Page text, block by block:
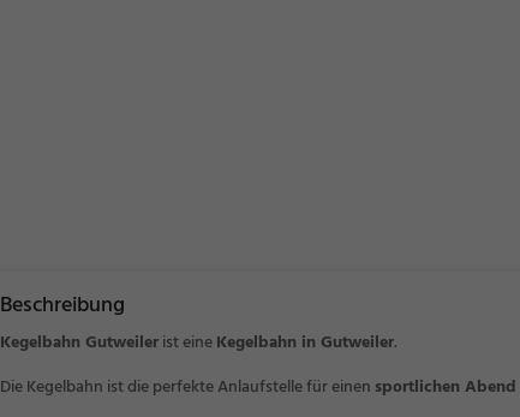
Beschreibung
Kegelbahn Gutweilerist eineKegelbahn in Gutweiler.
Die Kegelbahn ist die perfekte Anlaufstelle für einen sportlichen Abend